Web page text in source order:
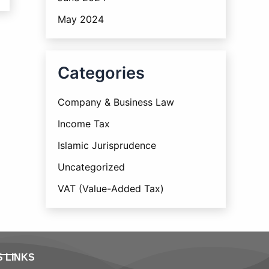
May 2024
Categories
Company & Business Law
Income Tax
Islamic Jurisprudence
Uncategorized
VAT (Value-Added Tax)
LINKS